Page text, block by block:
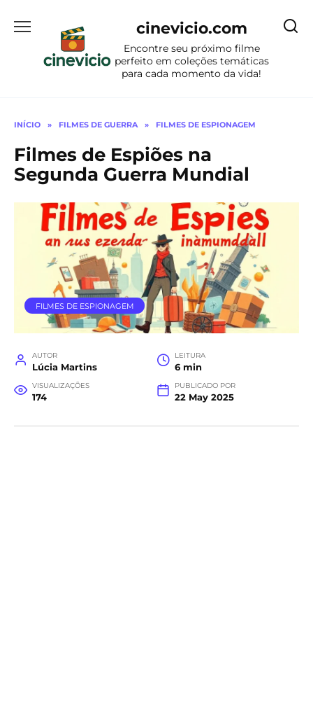
para
conteúdo
cinevicio.com
Encontre seu próximo filme
perfeito em coleções temáticas
para cada momento da vida!
INÍCIO » FILMES DE GUERRA » FILMES DE ESPIONAGEM
Filmes de Espiões na
Segunda Guerra Mundial
FILMES DE ESPIONAGEM
AUTOR
Lúcia Martins
LEITURA
6 min
VISUALIZAÇÕES
174
PUBLICADO POR
22 May 2025